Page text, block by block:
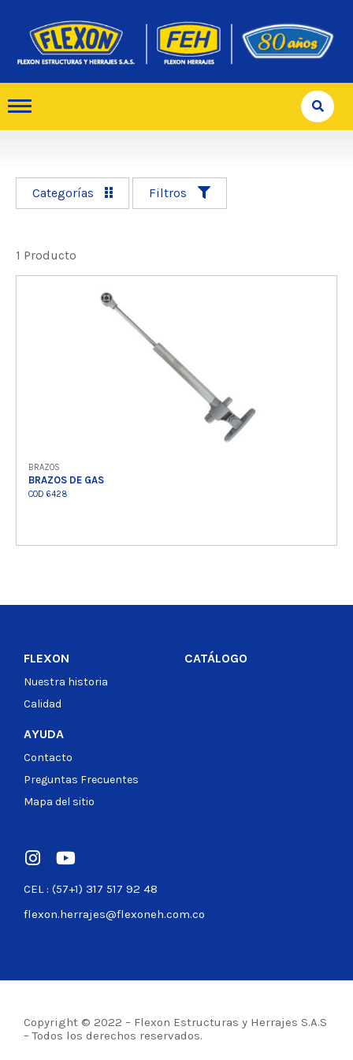
Categorías Filtros
1 Producto
BRAZOS
BRAZOS DE GAS
COD 6428
CEL : (57+1) 317 517 92 48
flexon.herrajes@flexoneh.com.co
FLEXON
Nuestra historia
Calidad
CATÁLOGO
AYUDA
Contacto
Preguntas Frecuentes
Mapa del sitio
Copyright © 2022 – Flexon Estructuras y Herrajes S.A.S
– Todos los derechos reservados.